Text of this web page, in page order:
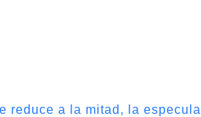
reduce a la mitad, la